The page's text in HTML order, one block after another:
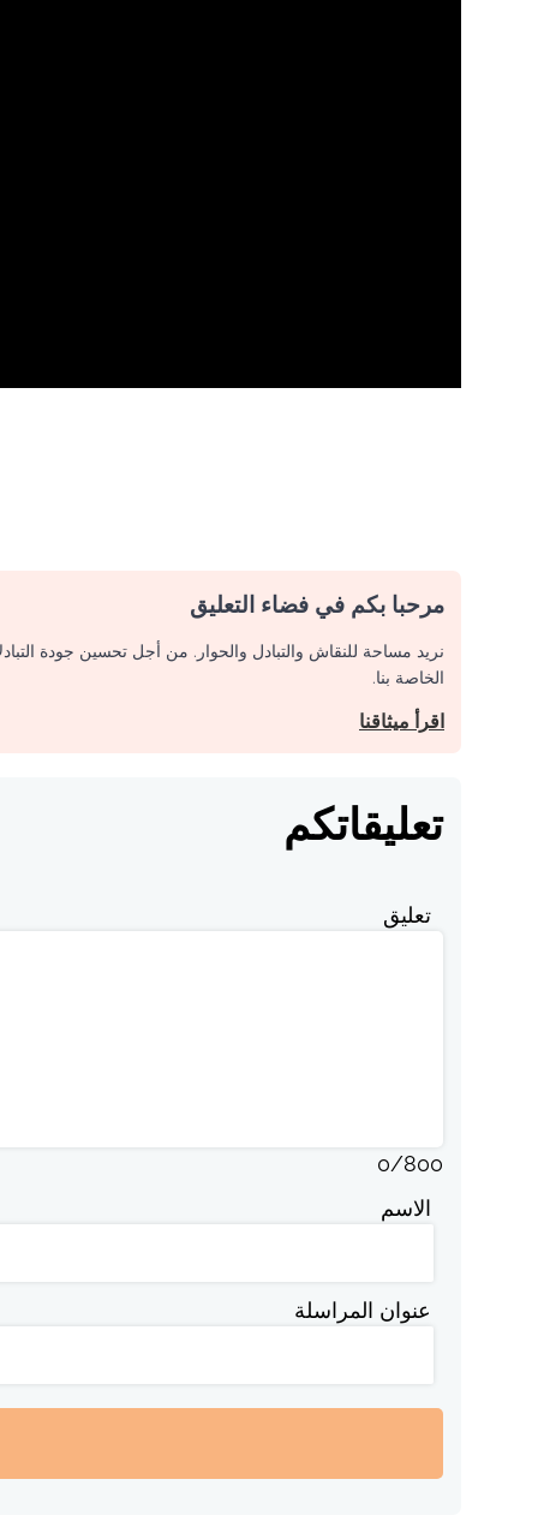
مرحبا بكم في فضاء التعليق
نريد مساحة للنقاش والتبادل والحوار. من أجل تحسين جودة
الخاصة بنا.
اقرأ ميثاقنا
تعليقاتكم
تعليق
0/800
الاسم
عنوان المراسلة